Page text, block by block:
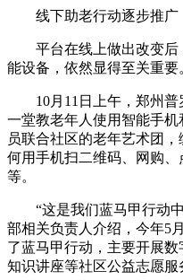
线下助老行动逐步推广
平台在线上做出改变后
能设备，依然显得至关重要
10月11日上午，郑州普
一堂教老年人使用智能手
员联合社区的老年艺术团
何用手机扫二维码、网购
等。
“这是我们蓝马甲行动中
部相关负责人介绍，今年5
了蓝马甲行动，主要开展
知识讲座等社区公益志愿服